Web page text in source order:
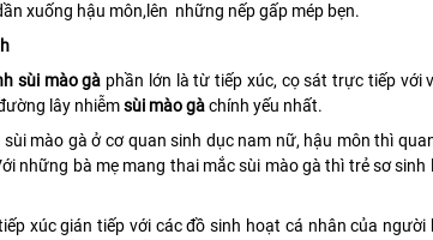
xuống hậu môn,lên những nếp gấp mép bẹn.
sùi mào gà phần lớn là từ tiếp xúc, cọ sát trực tiếp với
lây nhiễmsùi mào gàchính yếu nhất.
mào gà ở cơ quan sinh dục nam nữ, hậu môn thì
những bà mẹ mang thai mắc sùi mào gà thì trẻ sơ
xúc gián tiếp với các đồ sinh hoạt cá nhân của